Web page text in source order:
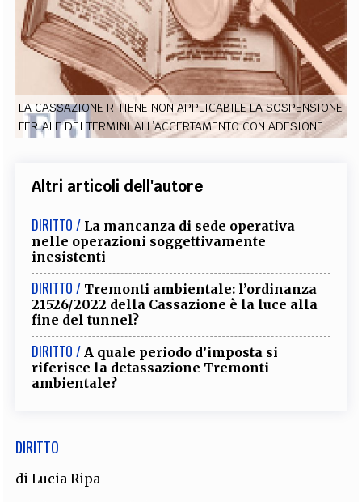
SOCIAL MEDIA
LA CASSAZIONE RITIENE NON APPLICABILE LA SOSPENSIONE
FERIALE DEI TERMINI ALL’ACCERTAMENTO CON ADESIONE
Altri articoli dell'autore
DIRITTO / La mancanza di sede operativa
nelle operazioni soggettivamente
inesistenti
DIRITTO / Tremonti ambientale: l’ordinanza
21526/2022 della Cassazione è la luce alla
fine del tunnel?
DIRITTO / A quale periodo d’imposta si
riferisce la detassazione Tremonti
ambientale?
DIRITTO
diLucia Ripa